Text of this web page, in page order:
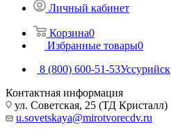
Личный кабинет
Корзина0
Избранные товары0
8 (800) 600-51-53Уссурийск
Контактная информация
ул. Советская, 25 (ТД Кристалл)
u.sovetskaya@mirotvorecdv.ru